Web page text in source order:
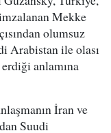
Mekke
olumsuz
Arabistan ile olası
anlamına
İran ve
Suudi